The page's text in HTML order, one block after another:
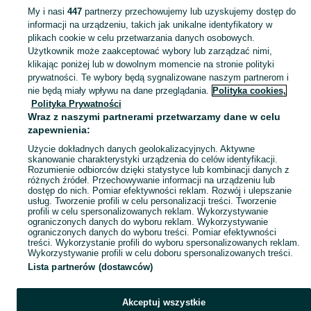
KATEGORIA
Sprzedaż pokryć dachowych Kartuzy ▶️ Szeroki wybór produktów ✅ Nowe i używane w atrakcyjnych cenach ✌ Sprawdź oferty i kupuj tanio na OLX.pl! Zobacz
Mapa kategorii
Mapa miejscowości
Mapa ministron
Popularne wyszukiwania
My i nasi 447partnerzy przechowujemy lub uzyskujemy dostęp do
informacji na urządzeniu, takich jak unikalne identyfikatory w
plikach cookie w celu przetwarzania danych osobowych.
Użytkownik może zaakceptować wybory lub zarządzać nimi,
klikając poniżej lub w dowolnym momencie na stronie polityki
prywatności. Te wybory będą sygnalizowane naszym partnerom i
nie będą miały wpływu na dane przeglądania. Polityka cookies,
Polityka Prywatności
Wraz z naszymi partnerami przetwarzamy dane w celu
zapewnienia:
Użycie dokładnych danych geolokalizacyjnych. Aktywne
skanowanie charakterystyki urządzenia do celów identyfikacji.
Rozumienie odbiorców dzięki statystyce lub kombinacji danych z
różnych źródeł. Przechowywanie informacji na urządzeniu lub
dostęp do nich. Pomiar efektywności reklam. Rozwój i ulepszanie
usług. Tworzenie profili w celu personalizacji treści. Tworzenie
profili w celu spersonalizowanych reklam. Wykorzystywanie
ograniczonych danych do wyboru reklam. Wykorzystywanie
ograniczonych danych do wyboru treści. Pomiar efektywności
treści. Wykorzystanie profili do wyboru spersonalizowanych reklam.
Wykorzystywanie profili w celu doboru spersonalizowanych treści.
Lista partnerów (dostawców)
Akceptuj wszystkie